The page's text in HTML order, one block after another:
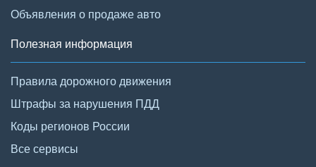
Объявления о продаже авто
Полезная информация
Правила дорожного движения
Штрафы за нарушения ПДД
Коды регионов России
Все сервисы